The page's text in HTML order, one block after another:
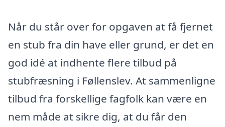
Når du står over for opgaven at få fjernet
en stub fra din have eller grund, er det en
god idé at indhente flere tilbud på
stubfræsning i Føllenslev. At sammenligne
tilbud fra forskellige fagfolk kan være en
nem måde at sikre dig, at du får den